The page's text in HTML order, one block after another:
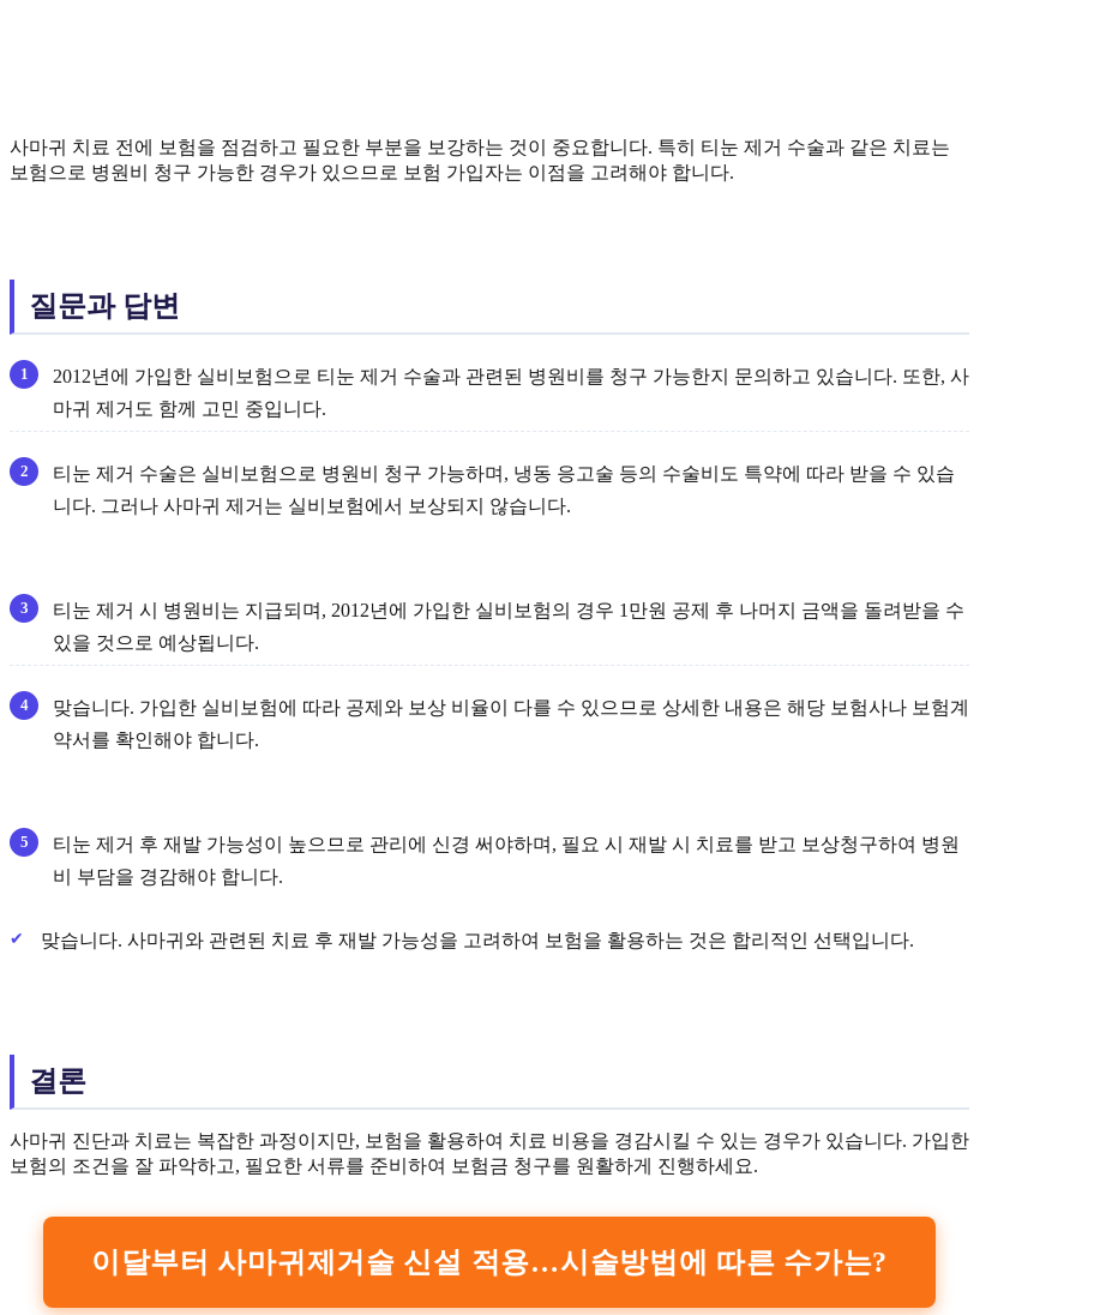
사마귀 치료 전에 보험을 점검하고 필요한 부분을 보강하는 것이 중요합니다. 특히 티눈 제거 수술과 같은 치료는
보험으로 병원비 청구 가능한 경우가 있으므로 보험 가입자는 이점을 고려해야 합니다.
질문과 답변
2012년에 가입한 실비보험으로 티눈 제거 수술과 관련된 병원비를 청구 가능한지 문의하고 있습니다. 또한, 사
마귀 제거도 함께 고민 중입니다.
티눈 제거 수술은 실비보험으로 병원비 청구 가능하며, 냉동 응고술 등의 수술비도 특약에 따라 받을 수 있습
니다. 그러나 사마귀 제거는 실비보험에서 보상되지 않습니다.
티눈 제거 시 병원비는 지급되며, 2012년에 가입한 실비보험의 경우 1만원 공제 후 나머지 금액을 돌려받을 수
있을 것으로 예상됩니다.
맞습니다. 가입한 실비보험에 따라 공제와 보상 비율이 다를 수 있으므로 상세한 내용은 해당 보험사나 보험계
약서를 확인해야 합니다.
티눈 제거 후 재발 가능성이 높으므로 관리에 신경 써야하며, 필요 시 재발 시 치료를 받고 보상청구하여 병원
비 부담을 경감해야 합니다.
맞습니다. 사마귀와 관련된 치료 후 재발 가능성을 고려하여 보험을 활용하는 것은 합리적인 선택입니다.
결론
사마귀 진단과 치료는 복잡한 과정이지만, 보험을 활용하여 치료 비용을 경감시킬 수 있는 경우가 있습니다. 가입한
보험의 조건을 잘 파악하고, 필요한 서류를 준비하여 보험금 청구를 원활하게 진행하세요.
이달부터 사마귀제거술 신설 적용…시술방법에 따른 수가는?